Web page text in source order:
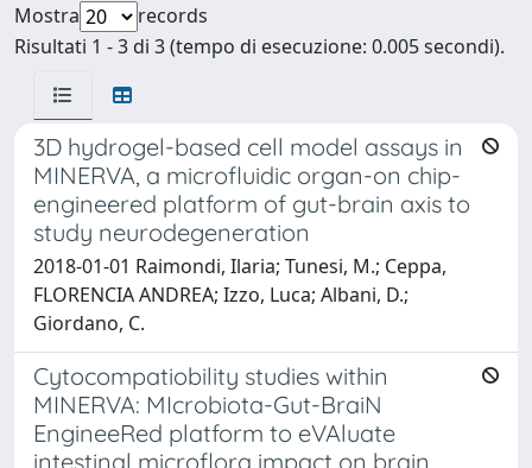
Mostra
records
Risultati 1 - 3 di 3 (tempo di esecuzione: 0.005 secondi).
3D hydrogel-based cell model assays in
MINERVA, a microfluidic organ-on chip-
engineered platform of gut-brain axis to
study neurodegeneration
2018-01-01 Raimondi, Ilaria; Tunesi, M.; Ceppa,
FLORENCIA ANDREA; Izzo, Luca; Albani, D.;
Giordano, C.
Cytocompatiobility studies within
MINERVA: MIcrobiota-Gut-BraiN
EngineeRed platform to eVAluate
intestinal microflora impact on brain